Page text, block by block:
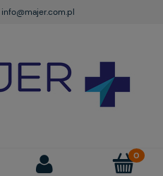
info@majer.com.pl